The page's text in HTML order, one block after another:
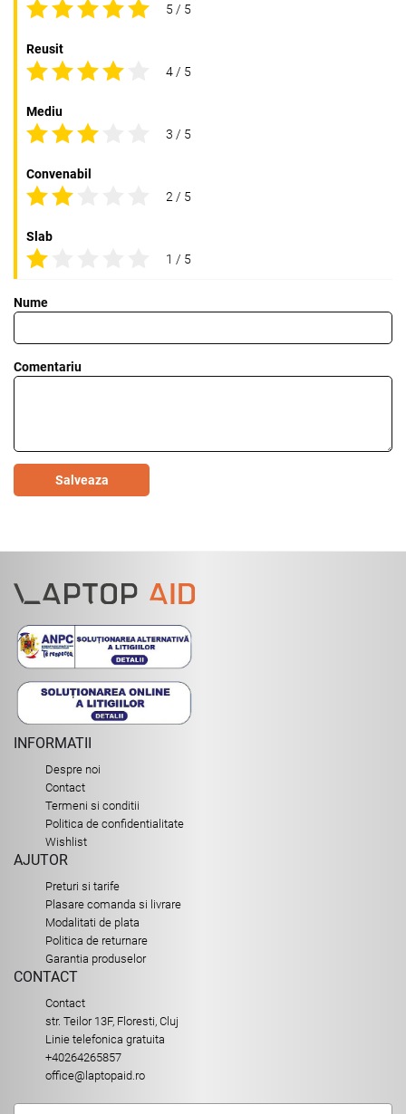
5 / 5
Reusit
4 / 5
Mediu
3 / 5
Convenabil
2 / 5
Slab
1 / 5
Nume
Comentariu
Salveaza
INFORMATII
Despre noi
Contact
Termeni si conditii
Politica de confidentialitate
Wishlist
AJUTOR
Preturi si tarife
Plasare comanda si livrare
Modalitati de plata
Politica de returnare
Garantia produselor
CONTACT
Contact
str. Teilor 13F, Floresti, Cluj
Linie telefonica gratuita
+40264265857
office@laptopaid.ro